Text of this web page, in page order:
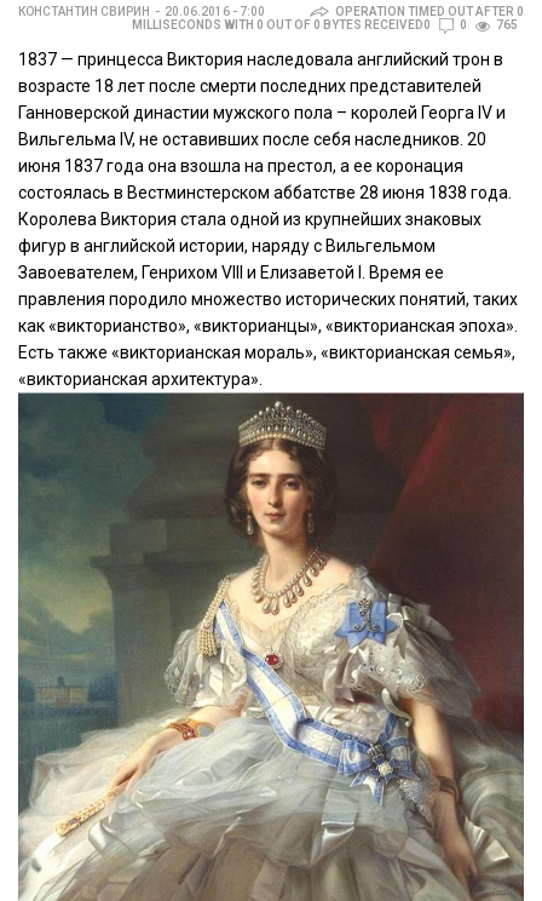
КОНСТАНТИН СВИРИН 20.06.2016 - 7:00
OPERATION TIMED OUT AFTER 0
MILLISECONDS WITH 0 OUT OF 0 BYTES RECEIVED0
0 765
1837 — принцесса Виктория наследовала английский трон в
возрасте 18 лет после смерти последних представителей
Ганноверской династии мужского пола – королей Георга IV и
Вильгельма IV, не оставивших после себя наследников. 20
июня 1837 года она взошла на престол, а ее коронация
состоялась в Вестминстерском аббатстве 28 июня 1838 года.
Королева Виктория стала одной из крупнейших знаковых
фигур в английской истории, наряду с Вильгельмом
Завоевателем, Генрихом VIII и Елизаветой I. Время ее
правления породило множество исторических понятий, таких
как «викторианство», «викторианцы», «викторианская эпоха».
Есть также «викторианская мораль», «викторианская семья»,
«викторианская архитектура».